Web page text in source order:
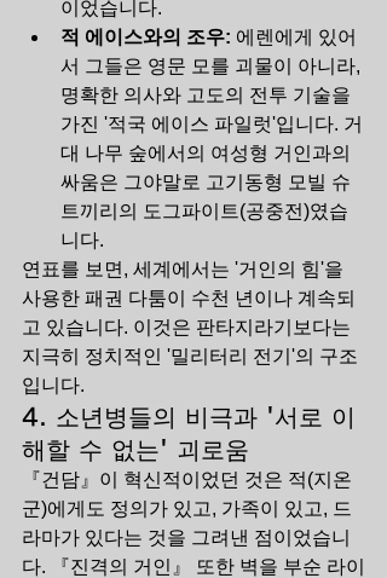
이었습니다.
적 에이스와의 조우: 에렌에게 있어
서 그들은 영문 모를 괴물이 아니라,
명확한 의사와 고도의 전투 기술을
가진 '적국 에이스 파일럿'입니다. 거
대 나무 숲에서의 여성형 거인과의
싸움은 그야말로 고기동형 모빌 슈
트끼리의 도그파이트(공중전)였습
니다.
연표를 보면, 세계에서는 '거인의 힘'을
사용한 패권 다툼이 수천 년이나 계속되
고 있습니다. 이것은 판타지라기보다는
지극히 정치적인 '밀리터리 전기'의 구조
입니다.
4. 소년병들의 비극과 '서로 이
해할 수 없는' 괴로움
『건담』이 혁신적이었던 것은 적(지온
군)에게도 정의가 있고, 가족이 있고, 드
라마가 있다는 것을 그려낸 점이었습니
다. 『진격의 거인』 또한 벽을 부순 라이